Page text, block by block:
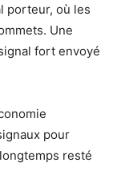
porteur, où les
Une
fort envoyé
pour
resté